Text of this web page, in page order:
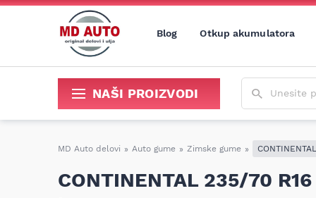
Blog Otkup akumulatora
NAŠI PROIZVODI
MD Auto delovi » Auto gume » Zimske gume »
CONTINENTAL 235/70